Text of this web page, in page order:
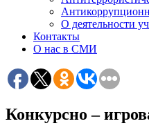
О деятельности
Контакты
О нас в СМИ
Конкурсно –